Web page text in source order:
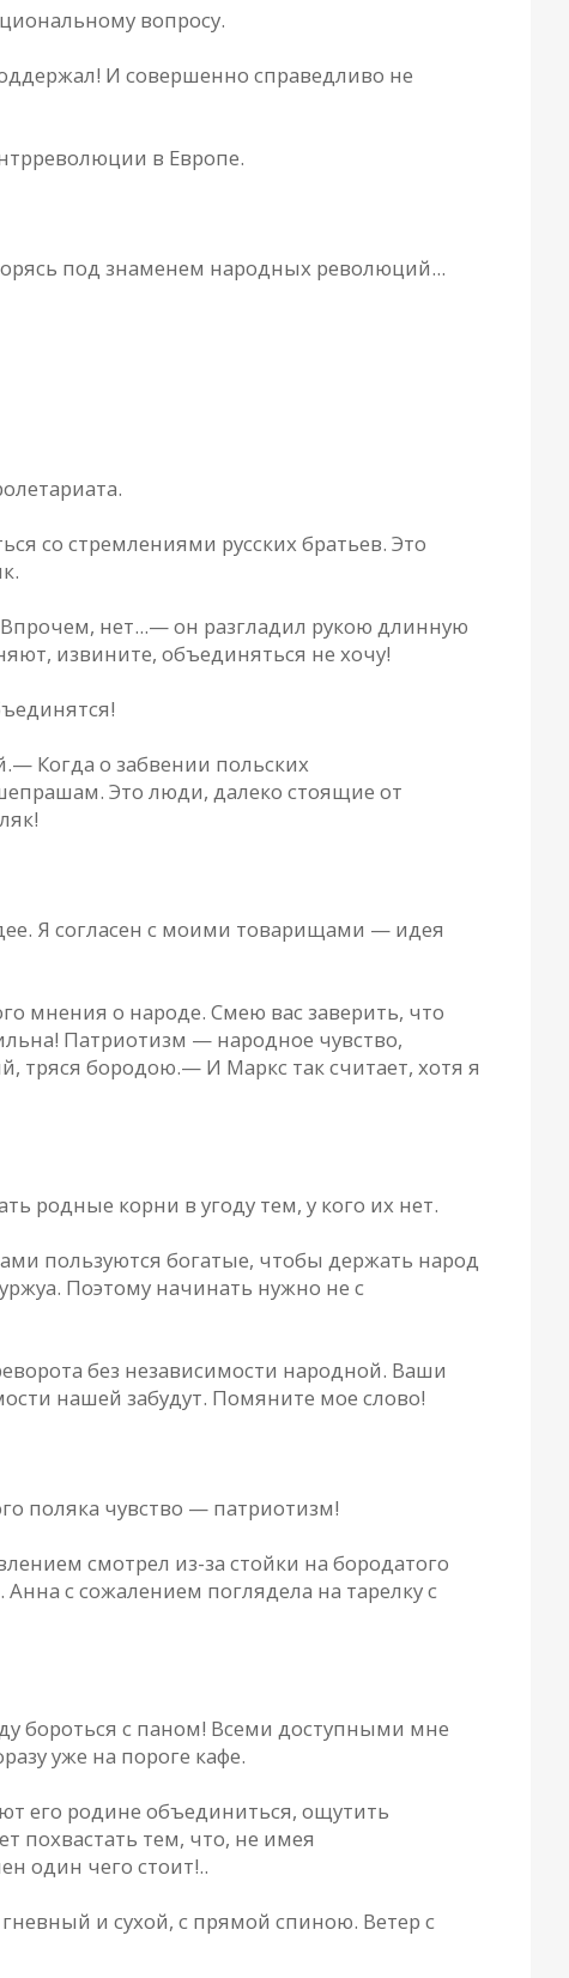
вопросу.
И совершенно справедливо не
в Европе.
под знаменем народных революций...
со стремлениями русских братьев. Это
нет...— он разгладил рукою длинную
извините, объединяться не хочу!
Когда о забвении польских
Это люди, далеко стоящие от
Я согласен с моими товарищами — идея
мнения о народе. Смею вас заверить, что
Патриотизм — народное чувство,
тряся бородою.— И Маркс так считает, хотя я
родные корни в угоду тем, у кого их нет.
пользуются богатые, чтобы держать народ
Поэтому начинать нужно не с
без независимости народной. Ваши
нашей забудут. Помяните мое слово!
поляка чувство — патриотизм!
смотрел из-за стойки на бородатого
с сожалением поглядела на тарелку с
бороться с паном! Всеми доступными мне
уже на пороге кафе.
его родине объединиться, ощутить
похвастать тем, что, не имея
один чего стоит!..
и сухой, с прямой спиною. Ветер с